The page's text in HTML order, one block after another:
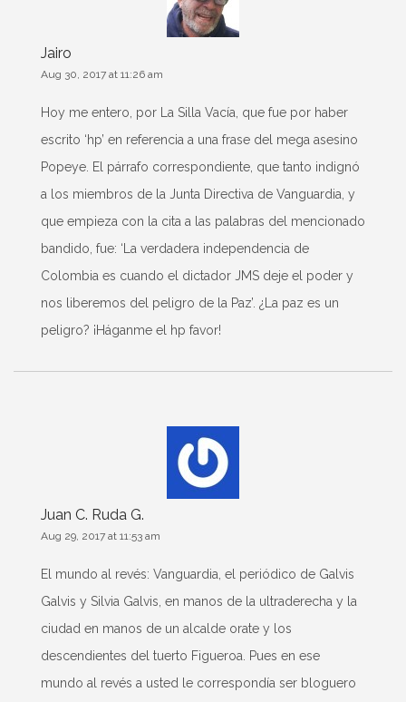
Jairo
Aug 30, 2017 at 11:26 am
Hoy me entero, por La Silla Vacía, que fue por haber
escrito ‘hp’ en referencia a una frase del mega asesino
Popeye. El párrafo correspondiente, que tanto indignó
a los miembros de la Junta Directiva de Vanguardia, y
que empieza con la cita a las palabras del mencionado
bandido, fue: ‘La verdadera independencia de
Colombia es cuando el dictador JMS deje el poder y
nos liberemos del peligro de la Paz’. ¿La paz es un
peligro? ¡Háganme el hp favor!
Juan C. Ruda G.
Aug 29, 2017 at 11:53 am
El mundo al revés: Vanguardia, el periódico de Galvis
Galvis y Silvia Galvis, en manos de la ultraderecha y la
ciudad en manos de un alcalde orate y los
descendientes del tuerto Figueroa. Pues en ese
mundo al revés a usted le correspondía ser bloguero